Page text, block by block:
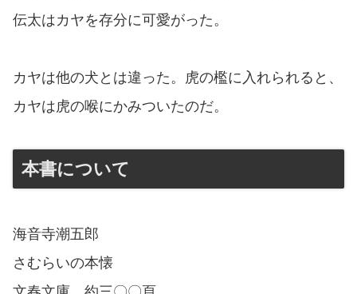
伝太はカヤを存分に可愛がった。
カヤは他の犬とは違った。虎の檻に入れられると、
カヤは虎の喉にかみついたのだ。
本書について
海音寺潮五郎
さむらいの本懐